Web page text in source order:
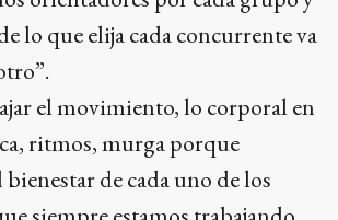
lo que elija cada concurrente va
el movimiento, lo corporal en
ritmos, murga porque
de cada uno de los